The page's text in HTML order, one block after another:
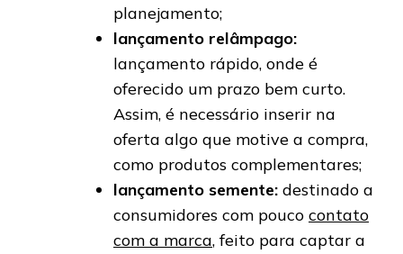
planejamento;
lançamento relâmpago:
lançamento rápido, onde é
oferecido um prazo bem curto.
Assim, é necessário inserir na
oferta algo que motive a compra,
como produtos complementares;
lançamento semente: destinado a
consumidores com pouco contato
com a marca, feito para captar a